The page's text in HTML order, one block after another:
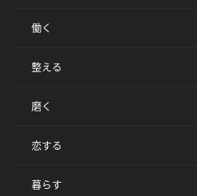
働く
整える
磨く
恋する
暮らす